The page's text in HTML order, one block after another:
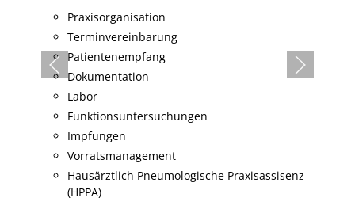
Praxisorganisation
Terminvereinbarung
Patientenempfang
Dokumentation
Labor
Funktionsuntersuchungen
Impfungen
Vorratsmanagement
Hausärztlich Pneumologische Praxisassisenz
(HPPA)